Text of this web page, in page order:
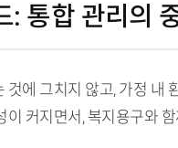
: 통합 관리의
에 그치지 않고, 가정 내
커지면서, 복지용구와